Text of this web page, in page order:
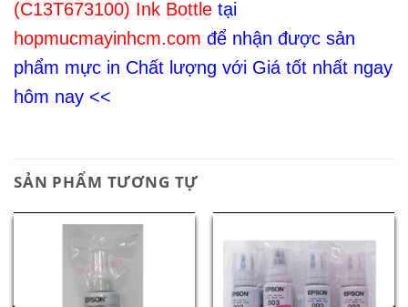
(C13T673100) Ink Bottle tại
hopmucmayinhcm.com để nhận được sản
phẩm mực in Chất lượng với Giá tốt nhất ngay
hôm nay <<
SẢN PHẨM TƯƠNG TỰ